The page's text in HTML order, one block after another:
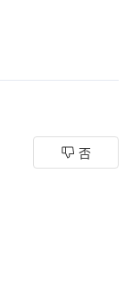
否